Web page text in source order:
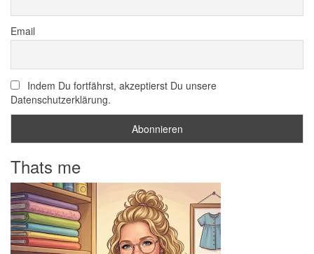
Email
Indem Du fortfährst, akzeptierst Du unsere
Datenschutzerklärung.
Thats me